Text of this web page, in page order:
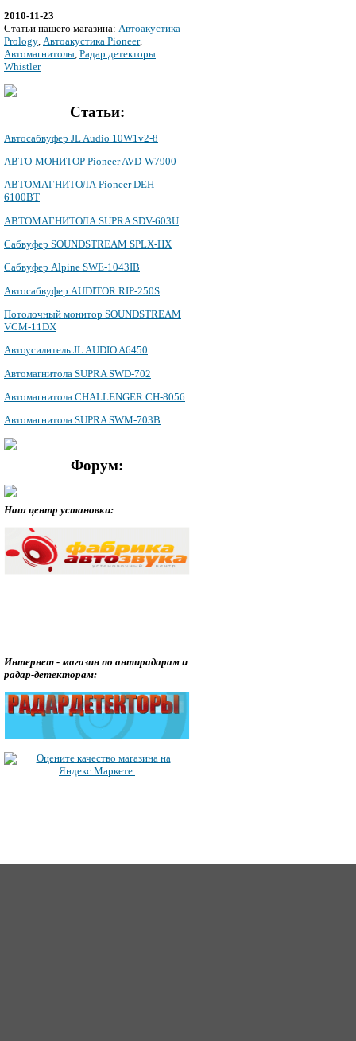
2010-11-23
Cтатьи нашего магазина: Автоакустика
Prology, Автоакустика Pioneer,
Автомагнитолы, Радар детекторы
Whistler
Статьи:
Автосабвуфер JL Audio 10W1v2-8
АВТО-МОНИТОР Pioneer AVD-W7900
АВТОМАГНИТОЛА Pioneer DEH-
6100BT
АВТОМАГНИТОЛА SUPRA SDV-603U
Сабвуфер SOUNDSTREAM SPLX-HX
Сабвуфер Alpine SWE-1043IB
Автосабвуфер AUDITOR RIP-250S
Потолочный монитор SOUNDSTREAM
VCM-11DX
Автоусилитель JL AUDIO A6450
Автомагнитола SUPRA SWD-702
Автомагнитола CHALLENGER CH-8056
Автомагнитола SUPRA SWM-703B
Форум:
Наш центр установки:
Интернет - магазин по антирадарам и
радар-детекторам: